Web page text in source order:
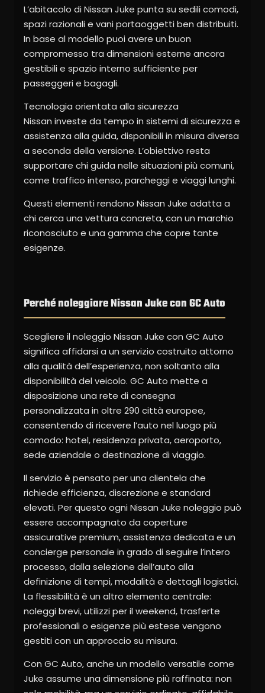
L’abitacolo di Nissan Juke punta su sedili comodi,
spazi razionali e vani portaoggetti ben distribuiti.
In base al modello puoi avere un buon
compromesso tra dimensioni esterne ancora
gestibili e spazio interno sufficiente per
passeggeri e bagagli.
Tecnologia orientata alla sicurezza
Nissan investe da tempo in sistemi di sicurezza e
assistenza alla guida, disponibili in misura diversa
a seconda della versione. L’obiettivo resta
supportare chi guida nelle situazioni più comuni,
come traffico intenso, parcheggi e viaggi lunghi.
Questi elementi rendono Nissan Juke adatta a
chi cerca una vettura concreta, con un marchio
riconosciuto e una gamma che copre tante
esigenze.
Perché noleggiare Nissan Juke con GC Auto
Scegliere il noleggio Nissan Juke con GC Auto
significa affidarsi a un servizio costruito attorno
alla qualità dell’esperienza, non soltanto alla
disponibilità del veicolo. GC Auto mette a
disposizione una rete di consegna
personalizzata in oltre 290 città europee,
consentendo di ricevere l’auto nel luogo più
comodo: hotel, residenza privata, aeroporto,
sede aziendale o destinazione di viaggio.
Il servizio è pensato per una clientela che
richiede efficienza, discrezione e standard
elevati. Per questo ogni Nissan Juke noleggio può
essere accompagnato da coperture
assicurative premium, assistenza dedicata e un
concierge personale in grado di seguire l’intero
processo, dalla selezione dell’auto alla
definizione di tempi, modalità e dettagli logistici.
La flessibilità è un altro elemento centrale:
noleggi brevi, utilizzi per il weekend, trasferte
professionali o esigenze più estese vengono
gestiti con un approccio su misura.
Con GC Auto, anche un modello versatile come
Juke assume una dimensione più raffinata: non